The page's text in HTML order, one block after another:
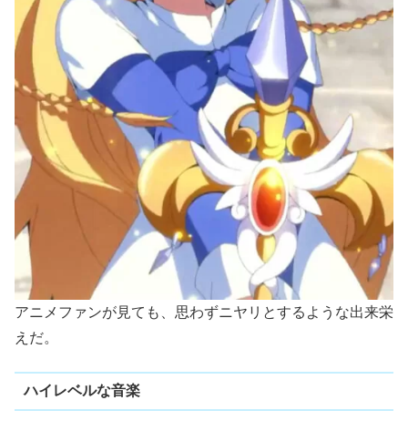
アニメファンが見ても、思わずニヤリとするような出来栄
えだ。
ハイレベルな音楽